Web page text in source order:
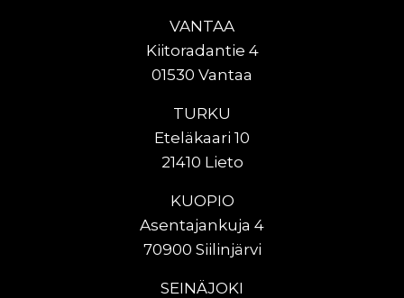
VANTAA
Kiitoradantie 4
01530 Vantaa
TURKU
Eteläkaari 10
21410 Lieto
KUOPIO
Asentajankuja 4
70900 Siilinjärvi
SEINÄJOKI